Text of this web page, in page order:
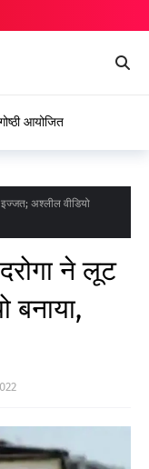
आयोजित
अश्लील वीडियो
ने लूट
बनाया,